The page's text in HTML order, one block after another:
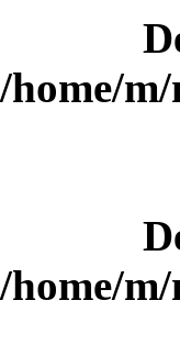
/home/
/home/